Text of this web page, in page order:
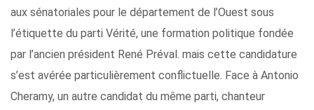
aux sénatoriales pour le département de l’Ouest sous
l’étiquette du parti Vérité, une formation politique fondée
par l’ancien président René Préval. mais cette candidature
s’est avérée particulièrement conflictuelle. Face à Antonio
Cheramy, un autre candidat du même parti, chanteur